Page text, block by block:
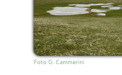
Foto G. Cammerini